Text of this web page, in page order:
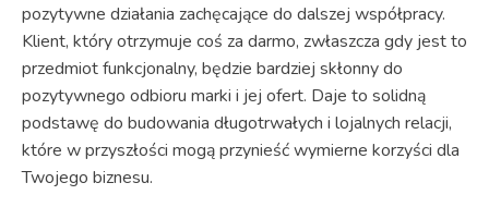
pozytywne działania zachęcające do dalszej współpracy.
Klient, który otrzymuje coś za darmo, zwłaszcza gdy jest to
przedmiot funkcjonalny, będzie bardziej skłonny do
pozytywnego odbioru marki i jej ofert. Daje to solidną
podstawę do budowania długotrwałych i lojalnych relacji,
które w przyszłości mogą przynieść wymierne korzyści dla
Twojego biznesu.